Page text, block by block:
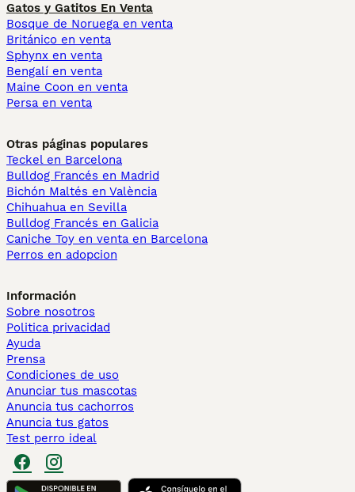
Gatos y Gatitos En Venta
Bosque de Noruega en venta
Británico en venta
Sphynx en venta
Bengalí en venta
Maine Coon en venta
Persa en venta
Otras páginas populares
Teckel en Barcelona
Bulldog Francés en Madrid
Bichón Maltés en València
Chihuahua en Sevilla
Bulldog Francés en Galicia
Caniche Toy en venta en Barcelona
Perros en adopcion
Información
Sobre nosotros
Politica privacidad
Ayuda
Prensa
Condiciones de uso
Anunciar tus mascotas
Anuncia tus cachorros
Anuncia tus gatos
Test perro ideal